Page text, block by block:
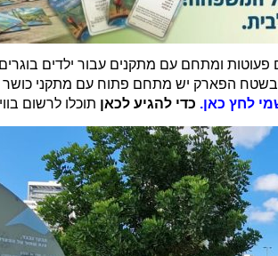
ומתחם עם מתקנים עבור ילדים
בשטח הפארק יש מתחם פתוח עם מתקני
לחץ כאן. כדי להגיע לכאן תוכלו לרשום